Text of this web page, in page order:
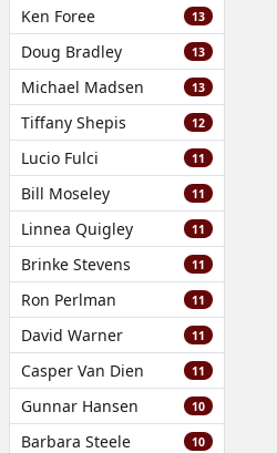
Ken Foree 13
Doug Bradley 13
Michael Madsen 13
Tiffany Shepis 12
Lucio Fulci 11
Bill Moseley 11
Linnea Quigley 11
Brinke Stevens 11
Ron Perlman 11
David Warner 11
Casper Van Dien 11
Gunnar Hansen 10
Barbara Steele 10